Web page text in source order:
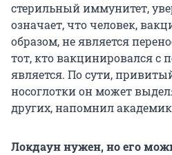
стерильный иммунитет,
означает, что человек,
образом, не является
тот, кто вакцинировался
является. По сути,
носоглотки он может
других, напомнил
Локдаун нужен, но его